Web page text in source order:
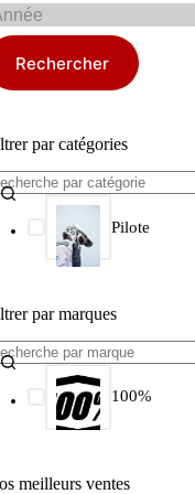
Rechercher
par catégories
Pilote
par marques
100%
meilleurs ventes